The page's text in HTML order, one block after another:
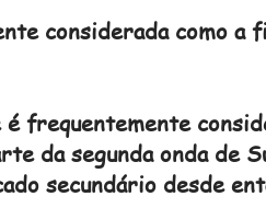
considerada como a
frequentemente
da segunda onda de
secundário desde